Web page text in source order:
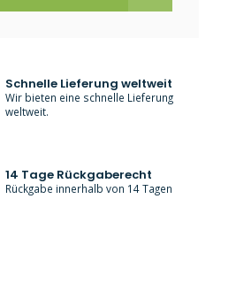
Schnelle Lieferung weltweit
Wir bieten eine schnelle Lieferung
weltweit.
14 Tage Rückgaberecht
Rückgabe innerhalb von 14 Tagen